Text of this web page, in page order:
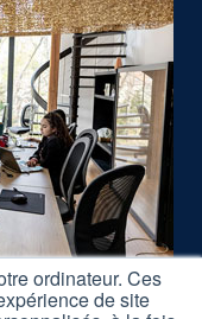
ordinateur. Ces
de site